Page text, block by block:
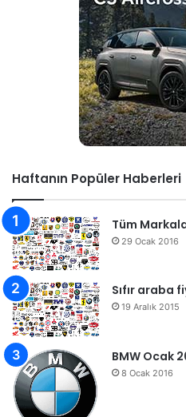
Haftanın Popüler Haberleri
Tüm
29 Ocak 2016
Sıfır araba
19 Aralık 2015
BMW Ocak
8 Ocak 2016